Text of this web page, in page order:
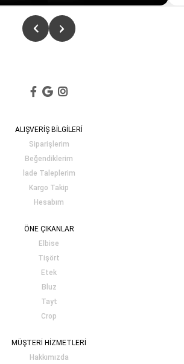
ALIŞVERİŞ BİLGİLERİ
Siparişlerim
Beğendiklerim
İade Taleplerim
Kargo Takip
Hesabım
ÖNE ÇIKANLAR
Elbise
Tişört
Etek
Bluz
Tayt
Crop
MÜŞTERİ HİZMETLERİ
Hakkımızda